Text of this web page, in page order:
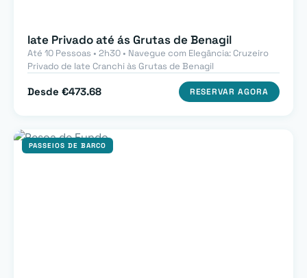
Iate Privado até ás Grutas de Benagil
Até 10 Pessoas • 2h30 • Navegue com Elegância: Cruzeiro
Privado de Iate Cranchi às Grutas de Benagil
Desde €473.68 RESERVAR AGORA
PASSEIOS DE BARCO